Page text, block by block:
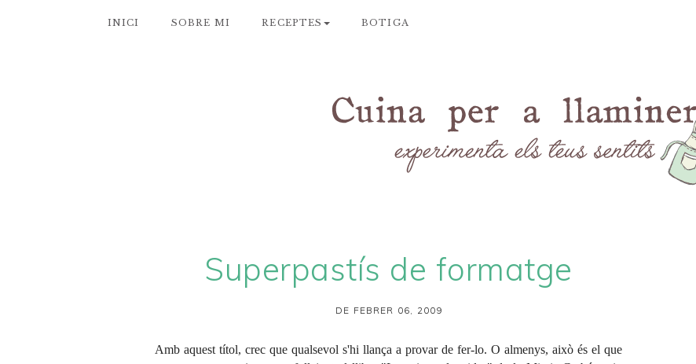
INICI SOBRE MI RECEPTES BOTIGA
Superpastís de formatge
DE FEBRER 06, 2009
Amb aquest títol, crec que qualsevol s'hi llança a provar de fer-lo. O almenys, això és el que